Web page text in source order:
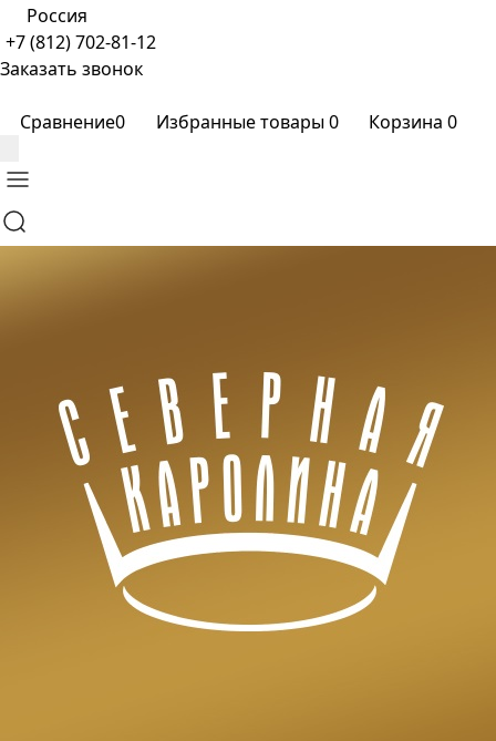
Россия
+7 (812) 702-81-12
Заказать звонок
Сравнение0 Избранные товары0 Корзина 0